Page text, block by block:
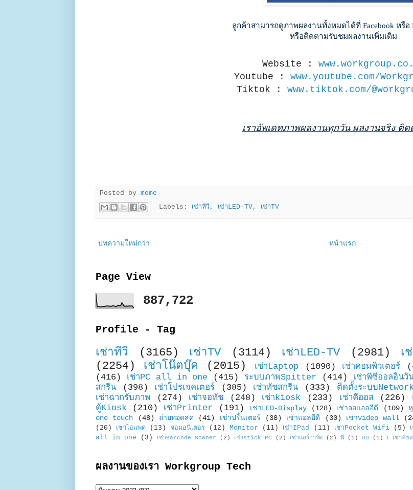
ลูกค้าสามารถดูภาพผลงานทั้งหมดได้ที่ Facebook หรือ
หรือติดตามรับชมผลงานเพิ่มเติม
Website :
Youtube : www.youtube.com/
Tiktok : www.tiktok.com/
เราอัพเดทภาพผลงานทุกวัน ผลงานจริง ติด
Posted by mome
Labels:
เช่าทีวี, เช่าLED-TV, เช่าTV
บทความใหม่กว่า หน้าแรก
Page View
887,722
Profile - Tag
เช่าทีวี (3165) เช่าTV (3114) เช่าLED-TV (2981) เ
(2254)
เช่าโน๊ตบุ๊ค (2015) เช่าLaptop (1090) เช่าคอมพิวเตอร์
(416)
เช่าPC all in one (415) ระบบภาพSpitter (414) เช่าพีซีออลอินวั
สกรีน
(398) เช่าโปรเจคเตอร์ (385) เช่าทัชสกรีน (333) ติดตั้งระบบNetwork
เช่าฉากรับภาพ
(274) เช่าจอทัช (248) เช่าkiosk (233) เช่าคีออส (226)
ตู้Kiosk
(210) เช่าPrinter (191) เช่าLED-Display (128) เช่าจอแอลอีดี (109)
one touch
(48) ถ่ายทอดสด (41) เช่าปริ้นเตอร์ (38) เช่าแอลอีดี (30) เช่าvideo wall
(20)
เช่าไอแพด (13) จอมอนิเตอร (12) Monitor (11) เช่าIPad (11) เช่าPocket Wifi (5)
all in one
(3) เช่าBarcode Scaner (2) เช่าstick PC (2) เช่าแอร์การ์ด (2) พี (1) ออ (1) เ เช่าทัช
ผลงานของเรา Workgroup Tech